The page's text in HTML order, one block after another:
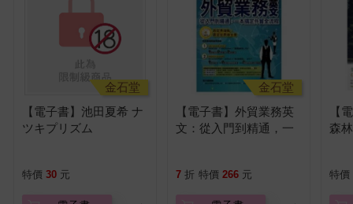
金石堂
【電子書】池田夏希 ナ
ツキプリズム
特價 30 元
金石堂
【電子書】外貿業務英
文：從入門到精通，一
7 折 特價 266 元
【
森
特價